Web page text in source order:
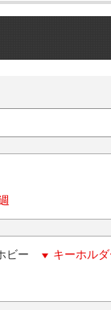
ビー キーホル